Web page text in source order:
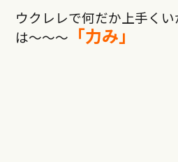
ウクレレで何だか上手く
は〜〜〜 「力み」